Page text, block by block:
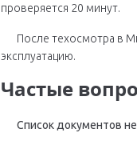
проверяется 20 минут.
После техосмотра в
эксплуатацию.
Частые
Список документов